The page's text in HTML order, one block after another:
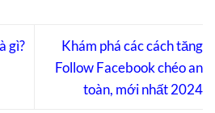
gì?
Khám phá các cách tăng
Follow Facebook chéo an
toàn, mới nhất 2024